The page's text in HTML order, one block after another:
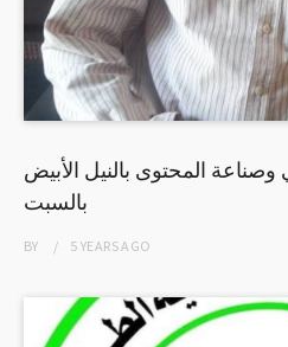
وصناعة المحتوى بالنيل الأبيض
بالسبت
BY 5 YEARSAGO